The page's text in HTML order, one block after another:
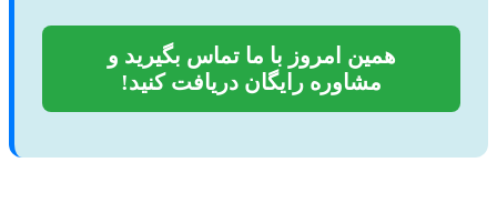
همین امروز با ما تماس بگیرید و
مشاوره رایگان دریافت کنید!